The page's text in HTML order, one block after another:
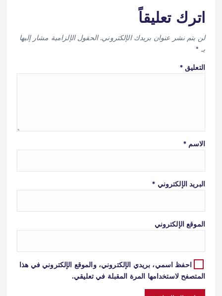
اترك تعليقاً
لن يتم نشر عنوان بريدك الإلكتروني. الحقول الإلزامية مشار إليها
بـ *
التعليق*
الاسم *
البريد الإلكتروني *
الموقع الإلكتروني
احفظ اسمي، بريدي الإلكتروني، والموقع الإلكتروني في هذا
المتصفح لاستخدامها المرة المقبلة في تعليقي.